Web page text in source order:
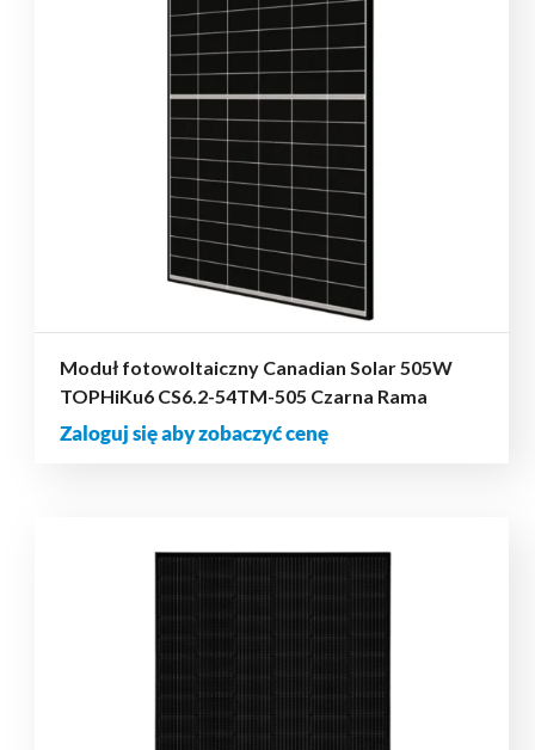
Moduł fotowoltaiczny Canadian Solar 505W
TOPHiKu6 CS6.2-54TM-505 Czarna Rama
Zaloguj się aby zobaczyć cenę